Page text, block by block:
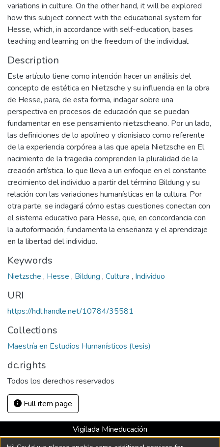
variations in culture. On the other hand, it will be explored
how this subject connect with the educational system for
Hesse, which, in accordance with self-education, bases
teaching and learning on the freedom of the individual.
Description
Este artículo tiene como intención hacer un análisis del
concepto de estética en Nietzsche y su influencia en la obra
de Hesse, para, de esta forma, indagar sobre una
perspectiva en procesos de educación que se puedan
fundamentar en ese pensamiento nietzscheano. Por un lado,
las definiciones de lo apolíneo y dionisiaco como referente
de la experiencia corpórea a las que apela Nietzsche en El
nacimiento de la tragedia comprenden la pluralidad de la
creación artística, lo que lleva a un enfoque en el constante
crecimiento del individuo a partir del término Bildung y su
relación con las variaciones humanísticas en la cultura. Por
otra parte, se indagará cómo estas cuestiones conectan con
el sistema educativo para Hesse, que, en concordancia con
la autoformación, fundamenta la enseñanza y el aprendizaje
en la libertad del individuo.
Keywords
Nietzsche , Hesse , Bildung , Cultura , Individuo
URI
https://hdl.handle.net/10784/35581
Collections
Maestría en Estudios Humanísticos (tesis)
dc.rights
Todos los derechos reservados
Full item page
Vigilada Mineducación
Universidad con Acreditación Institucional hasta 2026 -